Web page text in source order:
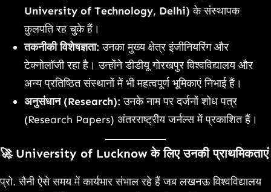
University of Technology, Delhi) के संस्थापक
कुलपति रह चुके हैं।
तकनीकी विशेषज्ञता: उनका मुख्य क्षेत्र इंजीनियरिंग और
टेक्नोलॉजी रहा है। उन्होंने डीडीयू गोरखपुर विश्वविद्यालय और
अन्य प्रतिष्ठित संस्थानों में भी महत्वपूर्ण भूमिकाएं निभाई हैं।
अनुसंधान (Research): उनके नाम पर दर्जनों शोध पत्र
(Research Papers) अंतरराष्ट्रीय जर्नल्स में प्रकाशित हैं।
🚀 University of Lucknow के लिए उनकी प्राथमिकताएं
प्रो. सैनी ऐसे समय में कार्यभार संभाल रहे हैं जब लखनऊ विश्वविद्यालय